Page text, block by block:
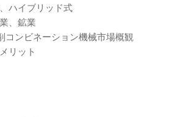
イブリッド式
、鉱業
コンビネーション機械市場概観
リット